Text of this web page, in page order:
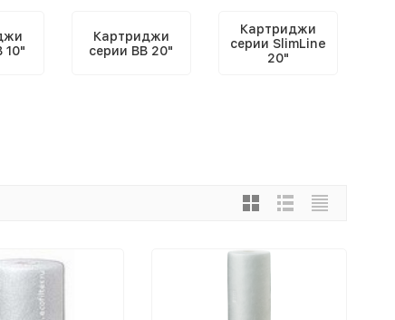
10"
Картриджи
серии ВВ 20"
Картриджи
серии SlimLine
20"